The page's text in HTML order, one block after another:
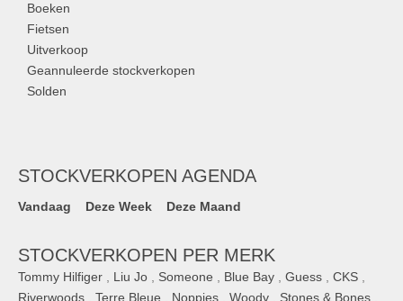
Boeken
Fietsen
Uitverkoop
Geannuleerde stockverkopen
Solden
STOCKVERKOPEN AGENDA
Vandaag Deze Week Deze Maand
STOCKVERKOPEN PER MERK
Tommy Hilfiger Liu Jo Someone Blue Bay Guess CKS
Riverwoods
Terre Bleue Noppies Woody Stones & Bones